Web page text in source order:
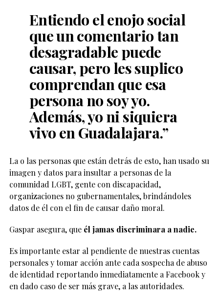
Entiendo el enojo social
que un comentario tan
desagradable puede
causar, pero les suplico
comprendan que esa
persona no soy yo.
Además, yo ni siquiera
vivo en Guadalajara.”
La o las personas que están detrás de esto, han usado su
imagen y datos para insultar a personas de la
comunidad LGBT, gente con discapacidad,
organizaciones no gubernamentales, brindándoles
datos de él con el fin de causar daño moral.
Gaspar asegura, que él jamas discriminara a nadie.
Es importante estar al pendiente de nuestras cuentas
personales y tomar acción ante cada sospecha de abuso
de identidad reportando inmediatamente a Facebook y
en dado caso de ser más grave, a las autoridades.